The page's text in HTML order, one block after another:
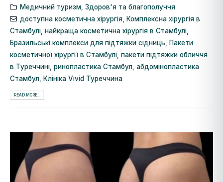
Медичний туризм, Здоров'я та благополуччя
доступна косметична хірургія,
Комплексна хірургія в
Стамбулі найкраща косметична хірургія в Стамбулі
Бразильські комплекси для підтяжки сідниць
Пакети
косметичної хірургії в Стамбулі пакети підтяжки обличчя
в Туреччині ринопластика Стамбул абдомінопластика
Стамбул
Клініка Vivid Туреччина
READ MORE...